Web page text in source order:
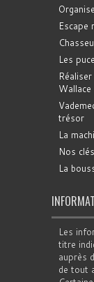
Escape
Les
Wallace
trésor
La
Nos clés
La
Les
titre
auprès
de tout